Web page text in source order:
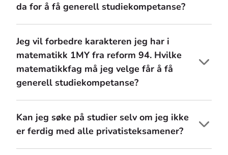
da for å få generell studiekompetanse?
Jeg vil forbedre karakteren jeg har i
matematikk 1MY fra reform 94. Hvilke
matematikkfag må jeg velge får å få
generell studiekompetanse?
Kan jeg søke på studier selv om jeg ikke
er ferdig med alle privatisteksamener?